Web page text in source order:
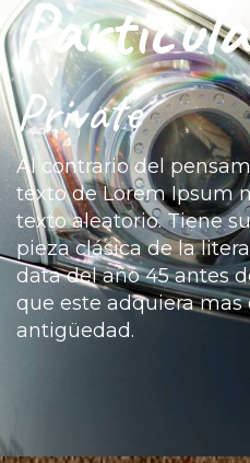
Private
Al contrario del
texto de Lorem Ipsum
texto aleatorio. Tiene
pieza clásica de la
data del año 45 antes
que este adquiera mas
antigüedad.